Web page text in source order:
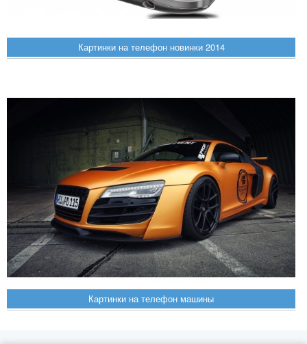
Картинки на телефон новинки 2014
Картинки на телефон машины